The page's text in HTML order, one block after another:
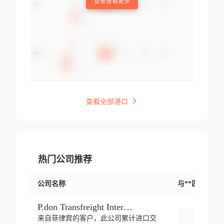
查看全部港口
热门公司推荐
公司名称 与**匹配交易
P.don Transfreight International
来自菲律宾的客户，此公司累计进口交